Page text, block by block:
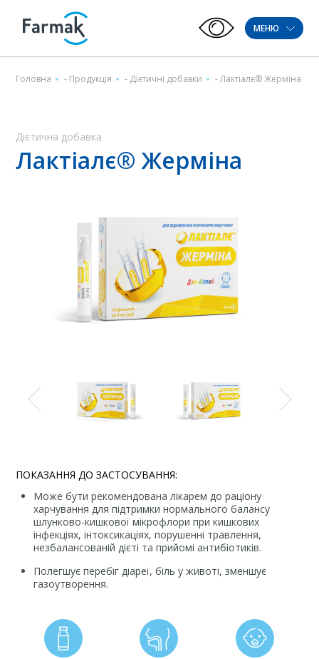
МЕНЮ
Головна - Продукція - Дієтичні добавки -Лактіалє® Жерміна
Дієтична добавка
Лактіалє® Жерміна
ПОКАЗАННЯ ДО ЗАСТОСУВАННЯ:
Може бути рекомендована лікарем до раціону
харчування для підтримки нормального балансу
шлунково-кишкової мікрофлори при кишкових
інфекціях, інтоксикаціях, порушенні травлення,
незбалансованій дієті та прийомі антибіотиків.
Полегшує перебіг діареї, біль у животі, зменшує
газоутворення.